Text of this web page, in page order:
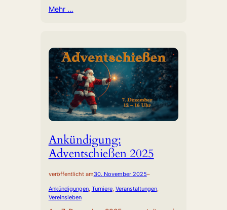
Mehr …
Ankündigung:
Adventschießen 2025
veröffentlicht am30. November 2025–
Ankündigungen, Turniere, Veranstaltungen
Vereinsleben